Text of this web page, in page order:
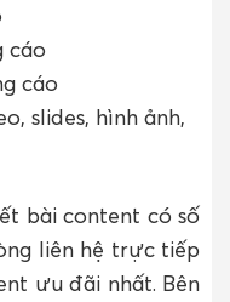
cáo
cáo
slides, hình ảnh,
bài content có số
liên hệ trực tiếp
ưu đãi nhất. Bên